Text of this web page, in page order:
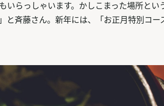
いらっしゃいます。かしこまった場所とい
斉藤さん。新年には、「お正月特別コー